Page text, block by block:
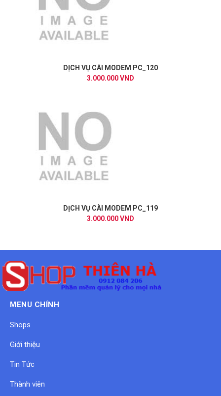
DỊCH VỤ CÀI MODEM PC_120
3.000.000 VND
DỊCH VỤ CÀI MODEM PC_119
3.000.000 VND
MENU CHÍNH
Shops
Giới thiệu
Tin Tức
Thành viên